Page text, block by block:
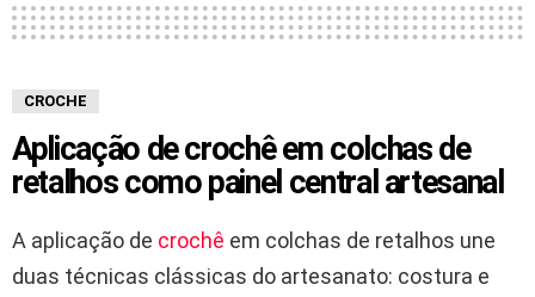
CROCHE
Aplicação de crochê em colchas de
retalhos como painel central artesanal
A aplicação de crochê em colchas de retalhos une
duas técnicas clássicas do artesanato: costura e